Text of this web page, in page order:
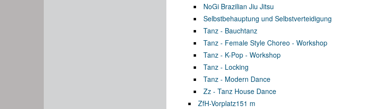
NoGi Brazilian Jiu Jitsu
Selbstbehauptung und Selbstverteidigung
Tanz - Bauchtanz
Tanz - Female Style Choreo - Workshop
Tanz - K-Pop - Workshop
Tanz - Locking
Tanz - Modern Dance
Zz - Tanz House Dance
ZfH-Vorplatz151 m